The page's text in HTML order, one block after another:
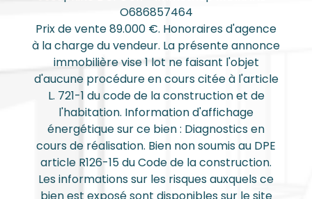
O686857464
Prix de vente 89.000 €. Honoraires d'agence
à la charge du vendeur. La présente annonce
immobilière vise 1 lot ne faisant l'objet
d'aucune procédure en cours citée à l'article
L. 721-1 du code de la construction et de
l'habitation. Information d'affichage
énergétique sur ce bien : Diagnostics en
cours de réalisation. Bien non soumis au DPE
article R126-15 du Code de la construction.
Les informations sur les risques auxquels ce